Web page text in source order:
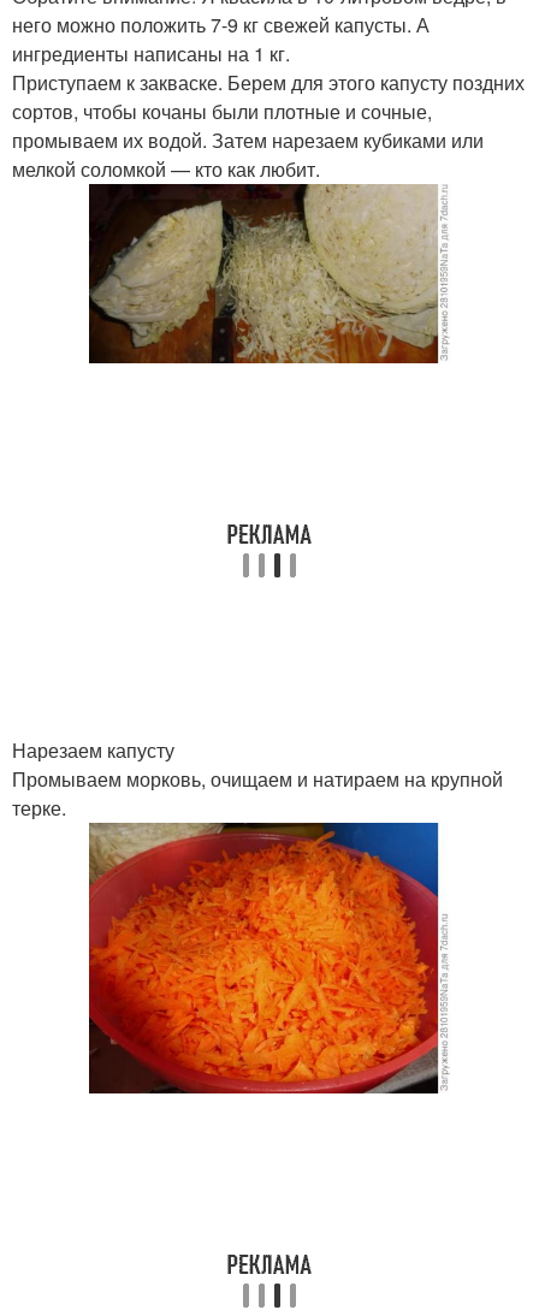
него можно положить 7-9 кг свежей капусты. А
ингредиенты написаны на 1 кг.
Приступаем к закваске. Берем для этого капусту поздних
сортов, чтобы кочаны были плотные и сочные,
промываем их водой. Затем нарезаем кубиками или
мелкой соломкой — кто как любит.
Нарезаем капусту
Промываем морковь, очищаем и натираем на крупной
терке.